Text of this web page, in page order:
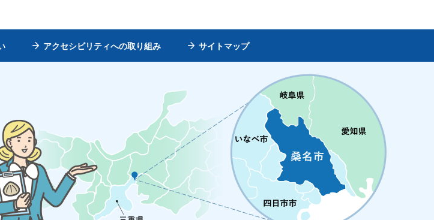
アクセシビリティへの取り組み サイトマップ